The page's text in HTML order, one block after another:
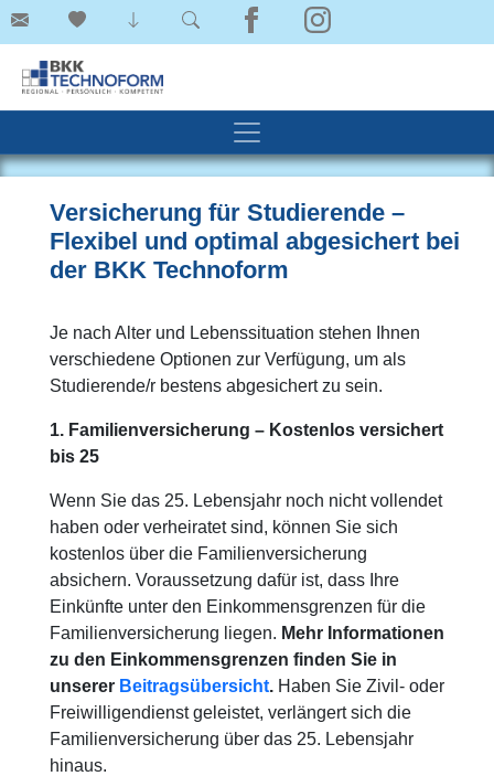
Versicherung für Studierende –
Flexibel und optimal abgesichert bei
der BKK Technoform
Je nach Alter und Lebenssituation stehen Ihnen
verschiedene Optionen zur Verfügung, um als
Studierende/r bestens abgesichert zu sein.
1. Familienversicherung – Kostenlos versichert
bis 25
Wenn Sie das 25. Lebensjahr noch nicht vollendet
haben oder verheiratet sind, können Sie sich
kostenlos über die Familienversicherung
absichern. Voraussetzung dafür ist, dass Ihre
Einkünfte unter den Einkommensgrenzen für die
Familienversicherung liegen. Mehr Informationen
zu den Einkommensgrenzen finden Sie in
unserer Beitragsübersicht. Haben Sie Zivil- oder
Freiwilligendienst geleistet, verlängert sich die
Familienversicherung über das 25. Lebensjahr
hinaus.